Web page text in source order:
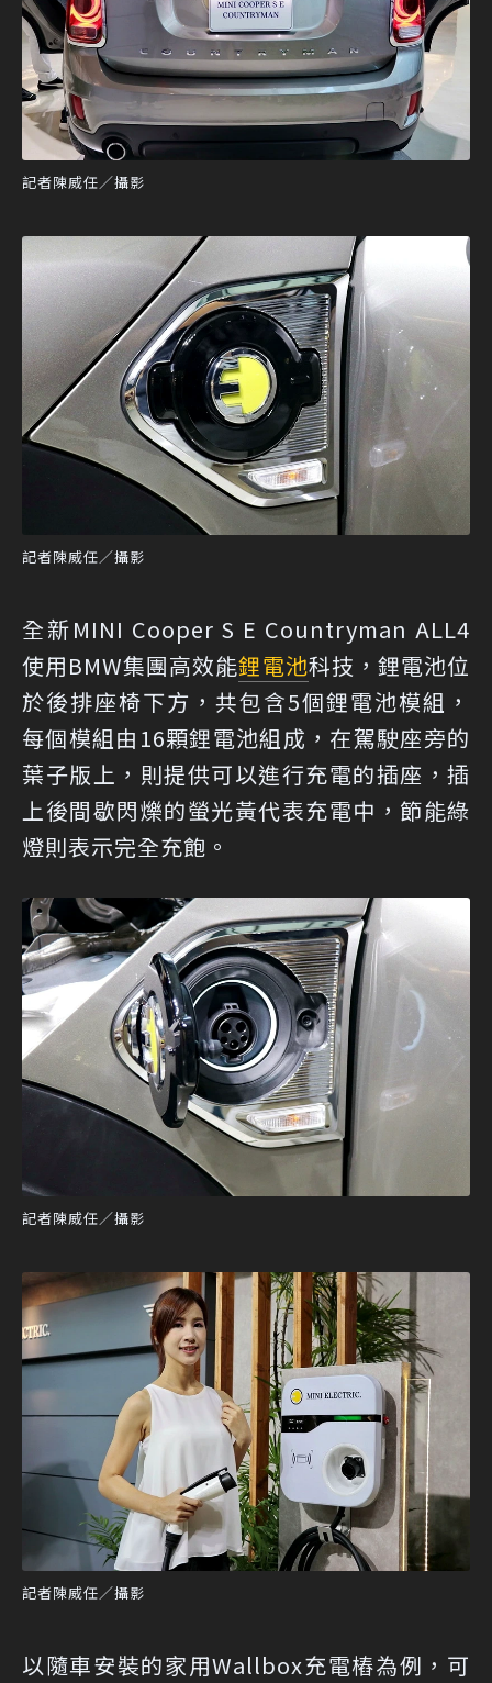
記者陳威任／攝影
記者陳威任／攝影
全新MINI Cooper S E Countryman ALL4
使用BMW集團高效能鋰電池科技，鋰電池位
於後排座椅下方，共包含5個鋰電池模組，
每個模組由16顆鋰電池組成，在駕駛座旁的
葉子版上，則提供可以進行充電的插座，插
上後間歇閃爍的螢光黃代表充電中，節能綠
燈則表示完全充飽。
記者陳威任／攝影
記者陳威任／攝影
以隨車安裝的家用Wallbox充電樁為例，可